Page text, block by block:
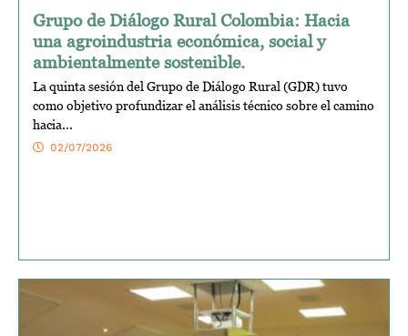
Grupo de Diálogo Rural Colombia: Hacia
una agroindustria económica, social y
ambientalmente sostenible.
La quinta sesión del Grupo de Diálogo Rural (GDR) tuvo
como objetivo profundizar el análisis técnico sobre el camino
hacia...
02/07/2026